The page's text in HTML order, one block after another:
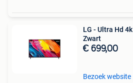
LG - Ultra Hd 4k Led-tv 50 Inch 2025 -
Zwart
€ 699,00
Bezoek website